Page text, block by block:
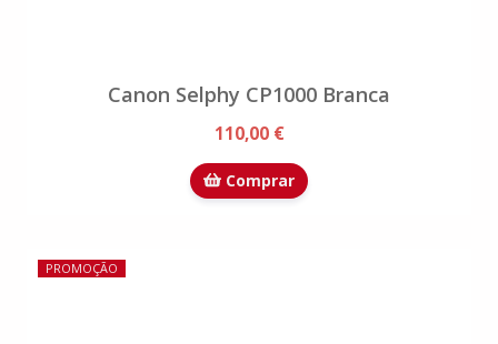
Canon Selphy CP1000 Branca
110,00 €
Comprar
PROMOÇÃO